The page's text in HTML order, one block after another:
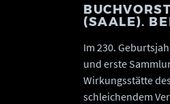
(SAALE).
Im 230.
und erste
Wirkungsstätte
schleichendem